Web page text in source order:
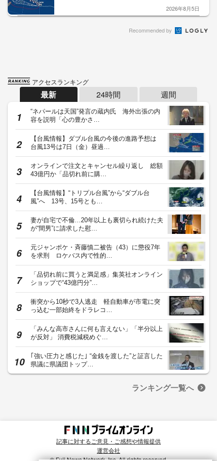
2026年8月5日
Recommended by
アクセスランキング
最新 24時間 週間
“ネパールは天国”発言の蔵内氏 海外出張の内
容を説明「心の豊かさ…
【台風情報】ダブル台風の今後の進路予想は
台風13号は7日（金）昼過…
オンラインで注文とキャンセル繰り返し 総額
43億円か「品切れ前に購…
【台風情報】“トリプル台風”から“ダブル台
風”へ 13号、15号とも…
妻が自宅で不倫…20年以上も裏切られ続けた夫
が“間男”に請求した慰…
元ジャンポケ・斉藤慎二被告（43）に懲役7年
を求刑 ロケバス内で性的…
「品切れ前に買うと満足感」集英社オンライン
ショップで“43億円分”…
衝突から10秒で3人逃走 軽自動車が市電に突
っ込む一部始終をドラレコ…
「みんな高市さんに何も言えない」「半分以上
が反対」 消費税減税めぐ…
｢強い圧力と感じた｣ “金銭を渡した”と証言した
県議に県議団トップ…
ランキング一覧へ
記事に対するご意見・ご感想や情報提供
運営会社
© Fuji News Network, Inc. All rights reserved.